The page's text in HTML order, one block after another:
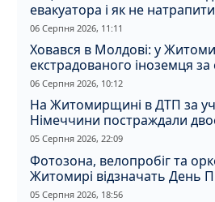
евакуатора і як не
06 Серпня 2026, 11:11
Ховався в Молдові: у
екстрадованого іноземця за
і відмивання грошей
06 Серпня 2026, 10:12
На Житомирщині в ДТП за
Німеччини постраждали
05 Серпня 2026, 22:09
Фотозона, велопробіг та
Житомирі відзначать День
Незалежності
05 Серпня 2026, 18:56